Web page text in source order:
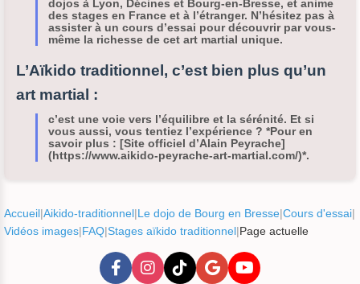
dojos à Lyon, Décines et Bourg-en-Bresse, et anime
des stages en France et à l’étranger. N’hésitez pas à
assister à un cours d’essai pour découvrir par vous-
même la richesse de cet art martial unique.
L’Aïkido traditionnel, c’est bien plus qu’un
art martial :
c’est une voie vers l’équilibre et la sérénité. Et si
vous aussi, vous tentiez l’expérience ? *Pour en
savoir plus : [Site officiel d’Alain Peyrache]
(https://www.aikido-peyrache-art-martial.com/)*.
Accueil|Aikido-traditionnel|Le dojo de Bourg en Bresse|Cours d'essai|
Vidéos images|FAQ|Stages aïkido traditionnel|Page actuelle